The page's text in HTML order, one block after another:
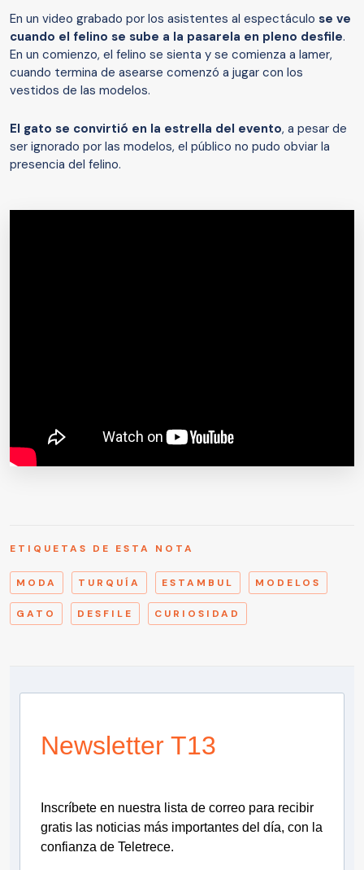
En un video grabado por los asistentes al espectáculo se ve
cuando el felino se sube a la pasarela en pleno desfile.
En un comienzo, el felino se sienta y se comienza a lamer,
cuando termina de asearse comenzó a jugar con los
vestidos de las modelos.
El gato se convirtió en la estrella del evento, a pesar de
ser ignorado por las modelos, el público no pudo obviar la
presencia del felino.
ETIQUETAS DE ESTA NOTA
MODA TURQUÍA ESTAMBUL MODELOS
GATO DESFILE CURIOSIDAD
Newsletter T13
Inscríbete en nuestra lista de correo para recibir
gratis las noticias más importantes del día, con la
confianza de Teletrece.